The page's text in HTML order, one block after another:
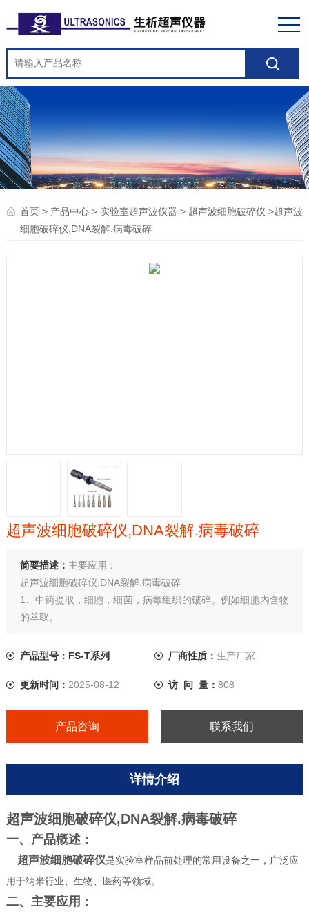
首页> 产品中心> 实验室超声波仪器 > 超声波细胞破碎仪 >超声波
细胞破碎仪,DNA裂解.病毒破碎
超声波细胞破碎仪,DNA裂解.病毒破碎
简要描述： 主要应用：
超声波细胞破碎仪,DNA裂解.病毒破碎
1、中药提取，细胞，细菌，病毒组织的破碎。例如细胞内含物
的萃取。
的分散。
产品型号：FS-T系列 厂商性质： 生产厂家
更新时间： 2025-08-12 访 问 量： 808
产品咨询 联系我们
详情介绍
超声波细胞破碎仪,DNA裂解.病毒破碎
一、产品概述：
超声波细胞破碎仪是实验室样品前处理的常用设备之一，广泛应
用于纳米行业、生物、医药等领域。
二、主要应用：